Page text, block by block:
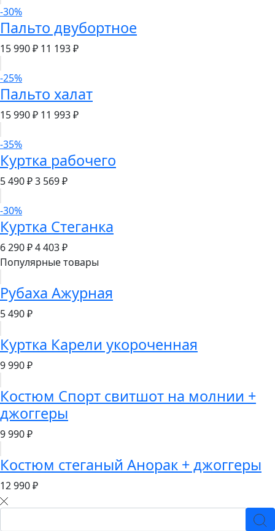
-30%
Пальто двубортное
15 990 ₽ 11 193 ₽
-25%
Пальто халат
15 990 ₽ 11 993 ₽
-35%
Куртка рабочего
5 490 ₽3 569 ₽
-30%
Куртка Стеганка
6 290 ₽4 403 ₽
Популярные товары
Рубаха Ажурная
5 490 ₽
Куртка Карели укороченная
9 990 ₽
Костюм Спорт свитшот на молнии +
джоггеры
9 990 ₽
Костюм стеганый Анорак + джоггеры
12 990 ₽